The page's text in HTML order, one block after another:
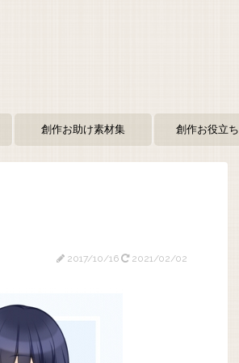
創作お助け素材集 創作お役立
2017/10/16 2021/02/02